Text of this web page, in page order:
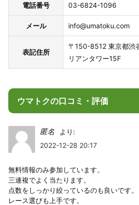
電話番号 03-6824-1096
メール info@umatoku.com
表記住所
〒150-8512 東京都渋
リアンタワー15F
ウマトクの口コミ・評価
匿名
より:
2022-12-28 20:17
無料情報のみ参加しています。
三連複でよく当たります。
点数をしっかり絞っているのも良いです。
レース選びも上手です。